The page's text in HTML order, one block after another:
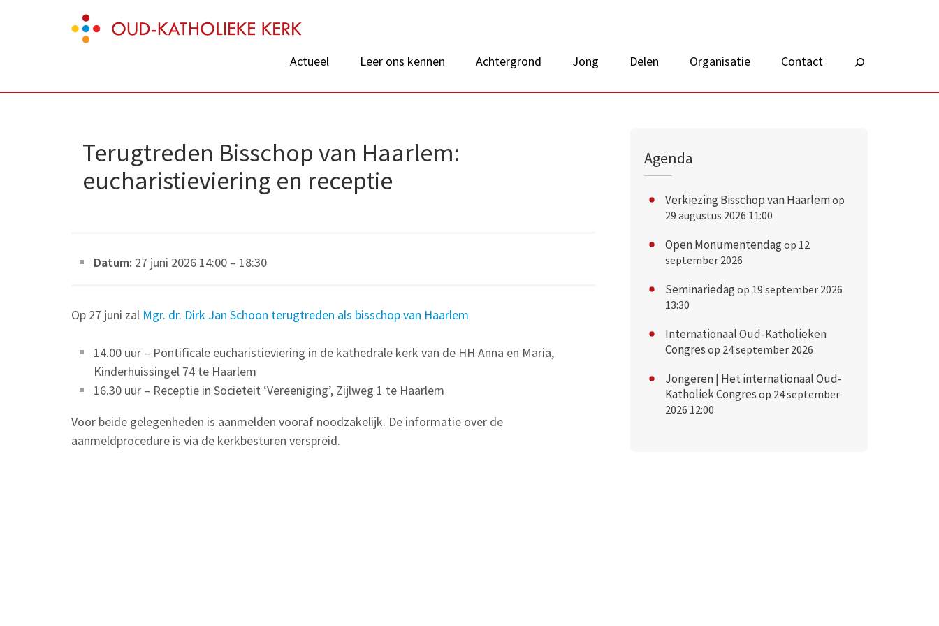
Oud-Katholieke Kerk van Nederland
Actueel Leer ons kennen Achtergrond Jong Delen Organisatie Contact Zoeken
Terugtreden Bisschop van Haarlem:
eucharistieviering en receptie
Datum: 27 juni 2026 14:00 – 18:30
Op 27 juni zal Mgr. dr. Dirk Jan Schoon terugtreden als bisschop van Haarlem
14.00 uur – Pontificale eucharistieviering in de kathedrale kerk van de HH Anna en Maria,
Kinderhuissingel 74 te Haarlem
16.30 uur – Receptie in Sociëteit ‘Vereeniging’, Zijlweg 1 te Haarlem
Voor beide gelegenheden is aanmelden vooraf noodzakelijk. De informatie over de
aanmeldprocedure is via de kerkbesturen verspreid.
Agenda
Verkiezing Bisschop van Haarlemop
29 augustus 2026 11:00
Open Monumentendagop 12
september 2026
Seminariedagop 19 september 2026
13:30
Internationaal Oud-Katholieken
Congres op 24 september 2026
Jongeren | Het internationaal Oud-
Katholiek Congres op 24 september
2026 12:00